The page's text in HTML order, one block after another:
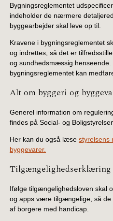
Bygningsreglementet
indeholder de nærmere
byggearbejder skal leve op til.
Kravene i bygningsreglementet
og indrettes, så det er
og sundhedsmæssig
bygningsreglementet kan
Alt om byggeri og
Generel information om
findes på Social- og
Her kan du også læse styrelsens
byggevarer.
Tilgængelighedserklæring
Ifølge tilgængelighedsloven skal
og apps være tilgængelige, så de
af borgere med handicap.